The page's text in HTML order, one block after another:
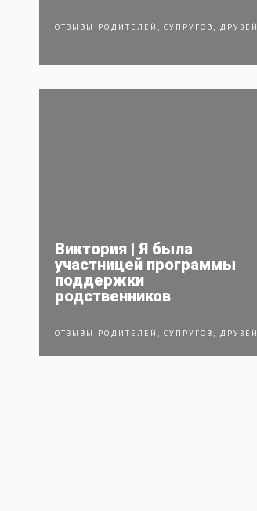
ОТЗЫВЫ РОДИТЕЛЕЙ, СУПРУГОВ, ДРУЗЕЙ
Виктория | Я была
участницей программы
поддержки
родственников
ОТЗЫВЫ РОДИТЕЛЕЙ, СУПРУГОВ, ДРУЗЕЙ